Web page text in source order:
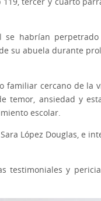
se habrían
su abuela durante
familiar cercano de la
temor, ansiedad y
escolar.
López Douglas, e
testimoniales y